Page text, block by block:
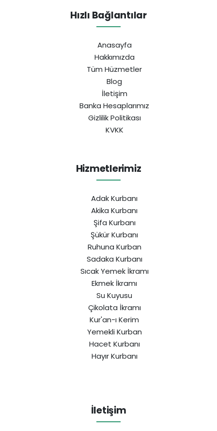
Hızlı Bağlantılar
Anasayfa
Hakkımızda
Tüm Hüzmetler
Blog
İletişim
Banka Hesaplarımız
Gizlilik Politikası
KVKK
Hizmetlerimiz
Adak Kurbanı
Akika Kurbanı
Şifa Kurbanı
Şükür Kurbanı
Ruhuna Kurban
Sadaka Kurbanı
Sıcak Yemek İkramı
Ekmek İkramı
Su Kuyusu
Çikolata İkramı
Kur'an-ı Kerim
Yemekli Kurban
Hacet Kurbanı
Hayır Kurbanı
İletişim